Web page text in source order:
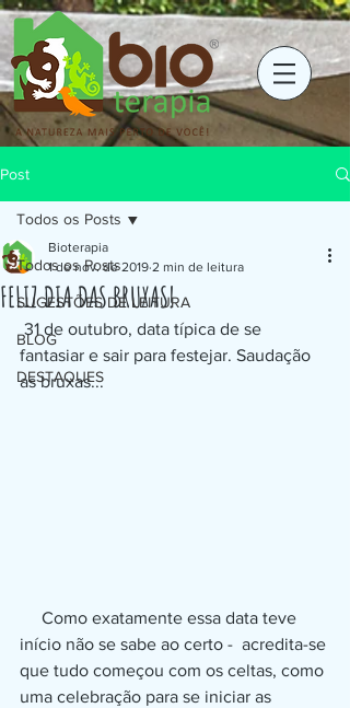
Post
Todos os Posts
SUGESTÕES DE LEITURA
BLOG
DESTAQUES
Todos os Posts
FELIZ DIA DAS BRUXAS!
Bioterapia
1 de nov. de 2019 2 min de leitura
fantasiar e sair para festejar. Saudação
as bruxas...
início não se sabe ao certo -  acredita-se
que tudo começou com os celtas, como
uma celebração para se iniciar as